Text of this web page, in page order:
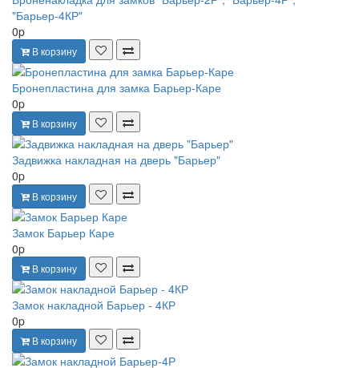
"Барьер-4КР"
0p
В корзину
Бронепластина для замка Барьер-Каре
0p
В корзину
Задвижка накладная на дверь "Барьер"
0p
В корзину
Замок Барьер Каре
0p
В корзину
Замок накладной Барьер - 4КР
0p
В корзину